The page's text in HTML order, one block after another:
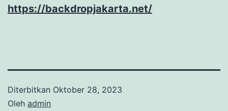
https://backdropjakarta.net/
Diterbitkan Oktober 28, 2023
Oleh admin